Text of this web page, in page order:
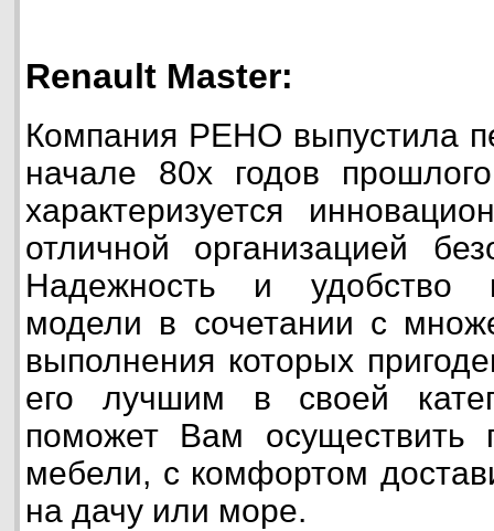
Renault Master:
Компания РЕНО выпустила
начале 80х годов
характеризуется
отличной организацией
Надежность и удобство
модели в сочетании с
выполнения которых
его лучшим в своей
поможет Вам осуществить
мебели, с комфортом
на дачу или море.